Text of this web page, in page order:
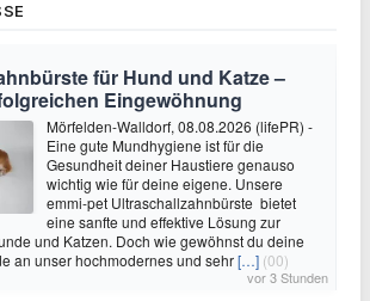
für Hund und Katze –
Eingewöhnung
Mörfelden-Walldorf, 08.08.2026 (lifePR) -
Eine gute Mundhygiene ist für die
Gesundheit deiner Haustiere genauso
wichtig wie für deine eigene. Unsere
emmi-pet Ultraschallzahnbürste bietet
eine sanfte und effektive Lösung zur
und Katzen. Doch wie gewöhnst du deine
an unser hochmodernes und sehr[…] (00)
vor 3 Stunden